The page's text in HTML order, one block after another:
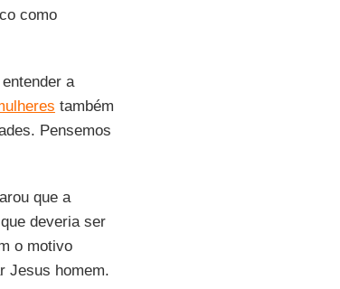
como
a
também
Pensemos
que a
deveria ser
o motivo
Jesus homem.